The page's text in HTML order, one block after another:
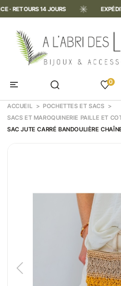
14 JOURS EXPÉDITION
0
ACCUEIL
POCHETTES ET SACS
SACS ET MAROQUINERIE PAILLE ET
SAC JUTE CARRÉ BANDOULIÈRE